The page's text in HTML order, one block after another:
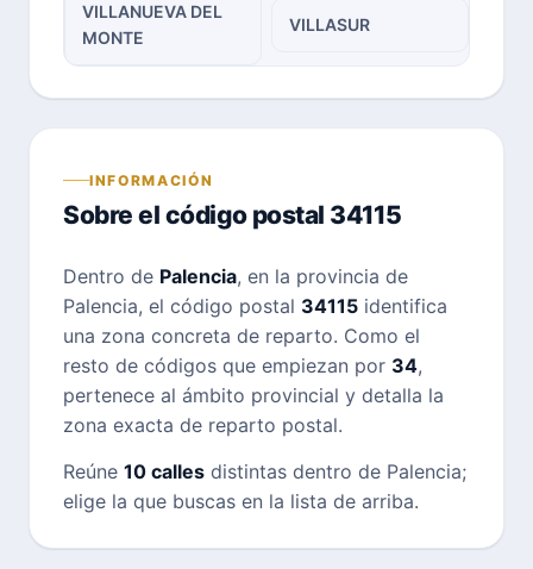
VILLANUEVA DEL
MONTE
VILLASUR
INFORMACIÓN
Sobre el código postal 34115
Dentro de Palencia, en la provincia de
Palencia, el código postal 34115 identifica
una zona concreta de reparto. Como el
resto de códigos que empiezan por 34,
pertenece al ámbito provincial y detalla la
zona exacta de reparto postal.
Reúne 10 calles distintas dentro de Palencia;
elige la que buscas en la lista de arriba.